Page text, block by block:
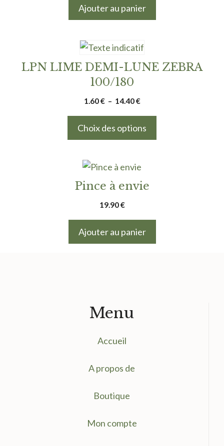
Ajouter au panier
LPN LIME DEMI-LUNE ZEBRA
100/180
1.60€ – 14.40€Plage
Choix des options
produit
Pince à envie
19.90€
Ajouter au panier
Menu
Accueil
A propos de
Boutique
Mon compte